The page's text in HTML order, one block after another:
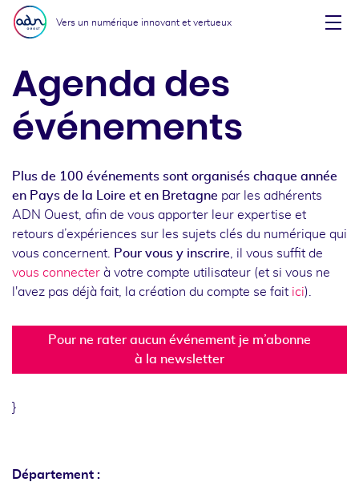
Aller au menu
Aller au contenu
Vers un numérique innovant et vertueux
Agenda des
événements
Plus de 100 événements sont organisés chaque année
en Pays de la Loire et en Bretagne par les adhérents
ADN Ouest, afin de vous apporter leur expertise et
retours d’expériences sur les sujets clés du numérique qui
vous concernent.
Pour vous y inscrire , il vous suffit de
vous connecter à votre compte utilisateur (et si vous ne
l'avez pas déjà fait, la création du compte se fait ici).
Pour ne rater aucun événement je m’abonne
à la newsletter
}
Département :